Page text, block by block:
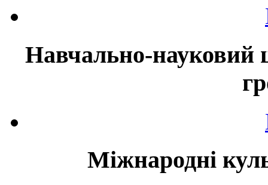
Навчально-науковий
Міжнародні